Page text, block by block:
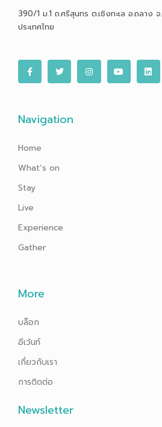
390/1 ม.1 ถ.ศรีสุนทร ต.เชิงทะเล อ.ถลาง
ประเทศไทย
F
a
c
k
T
w
r
I
n
Y
o
L
i
Navigation
Home
What’s on
Stay
Live
Experience
Gather
More
บล็อก
อีเว้นท์
เกี่ยวกับเรา
การติดต่อ
Newsletter